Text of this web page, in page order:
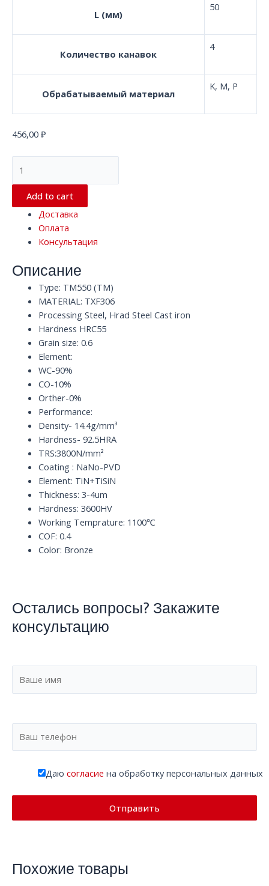
L (мм)
50
Количество канавок
4
Обрабатываемый материал
K, M, P
456,00 ₽
концевая
фреза
с
канавками
TM550
HRC55
quantity
Add to cart
Доставка
Оплата
Консультация
Описание
Type: TM550 (TM)
MATERIAL: TXF306
Processing Steel, Hrad Steel Cast iron
Hardness HRC55
Grain size: 0.6
Element:
WC-90%
CO-10%
Orther-0%
Performance:
Density- 14.4g/mm³
Hardness- 92.5HRA
TRS:3800N/mm²
Coating : NaNo-PVD
Element: TiN+TiSiN
Thickness: 3-4um
Hardness: 3600HV
Working Temprature: 1100℃
COF: 0.4
Color: Bronze
Остались вопросы? Закажите
консультацию
Даю согласие на обработку персональных данных
Похожие товары